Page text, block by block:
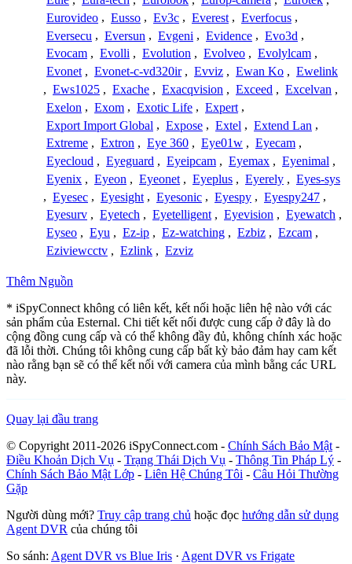
Eurovideo , Eusso , Ev3c , Everest , Everfocus ,
Eversecu , Eversun , Evgeni , Evidence , Evo3d ,
Evocam , Evolli , Evolution , Evolveo , Evolylcam ,
Evonet , Evonet-c-vd320ir , Evviz , Ewan Ko , Ewelink
, Ews1025 , Exache , Exacqvision , Exceed , Excelvan ,
Exelon , Exom , Exotic Life , Expert ,
Export Import Global , Expose , Extel , Extend Lan ,
Extreme , Extron , Eye 360 , Eye01w , Eyecam ,
Eyecloud , Eyeguard , Eyeipcam , Eyemax , Eyenimal ,
Eyenix , Eyeon , Eyeonet , Eyeplus , Eyerely , Eyes-sys
, Eyesec , Eyesight , Eyesonic , Eyespy , Eyespy247 ,
Eyesurv , Eyetech , Eyetelligent , Eyevision , Eyewatch ,
Eyseo , Eyu , Ez-ip , Ez-watching , Ezbiz , Ezcam ,
Eziviewcctv , Ezlink , Ezviz
Thêm Nguồn
* iSpyConnect không có liên kết, kết nối hoặc liên hệ nào với các
sản phẩm của Esternal. Chi tiết kết nối được cung cấp ở đây là do
cộng đồng cung cấp và có thể không đầy đủ, không chính xác hoặc
đã lỗi thời. Chúng tôi không cung cấp bất kỳ bảo đảm hay cam kết
nào rằng bạn sẽ có thể kết nối với camera của mình bằng các URL
này.
Quay lại đầu trang
© Copyright 2011-2026 iSpyConnect.com - Chính Sách Bảo Mật -
Điều Khoản Dịch Vụ - Trạng Thái Dịch Vụ - Thông Tin Pháp Lý -
Chính Sách Bảo Mật Lớp - Liên Hệ Chúng Tôi - Câu Hỏi Thường
Gặp
Người dùng mới? Truy cập trang chủ hoặc đọc hướng dẫn sử dụng
Agent DVR của chúng tôi
So sánh: Agent DVR vs Blue Iris · Agent DVR vs Frigate